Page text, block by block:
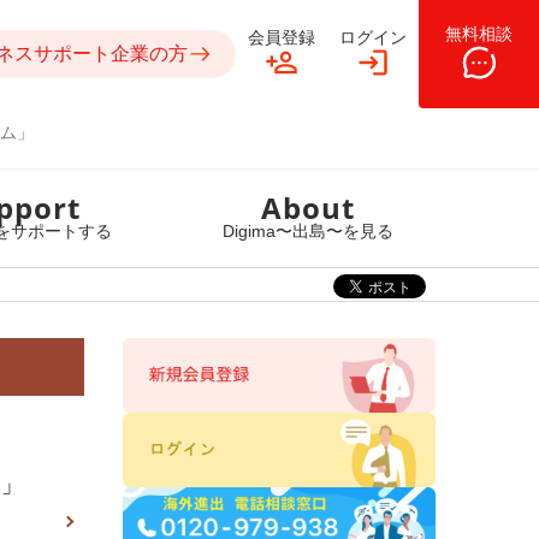
」
スサポート企業の方
会員登録 ログイン 無料相談
サポートする
About
Digima〜出島〜を見る